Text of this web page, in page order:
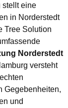
stellt eine
in Norderstedt
Tree Solution
Norderstedt
versteht
Gegebenheiten,
und